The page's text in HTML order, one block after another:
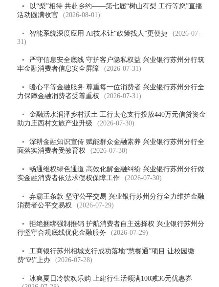
▪
以“梨”相待 共赴乡约——第七届“树山有梨 工行等您”直播
活动圆满收官
(2026-08-01)
▪ 智能系统深度应用 AI技术让“政策找人”更便捷
(2026-07-
31)
▪
严守信息安全底线 守护客户隐私权益 兴业银行苏州分行筑
牢金融消费者信息安全屏障
(2026-07-31)
▪
暖心平等金融服务 尊重每一位消费者 兴业银行苏州分行全
力保障金融消费者受尊重权
(2026-07-31)
▪
金融活水润泽乡村沃土 工行太仓支行投放440万元信贷资金
助力庄西村文旅产业升级
(2026-07-30)
▪
深耕金融知识宣传 赋能群众金融素养 兴业银行苏州分行全
面落实消费者受教育权
(2026-07-30)
▪
畅通维权绿色通道 高效化解金融纠纷 兴业银行苏州分行做
实金融消费者依法求偿权保障工作
(2026-07-30)
▪
弃霸王条款 坚守公平交易 兴业银行苏州分行全力维护金融
消费者公平交易权
(2026-07-29)
▪
拒绝捆绑强制推销 护航消费者自主选择权 兴业银行苏州分
行坚守合规底线优化金融服务
(2026-07-29)
▪
工商银行苏州相城支行成功落地“慧餐通”项目 让校园缴
费“码”上办
(2026-07-28)
▪
冰爽夏日冷饮欢乐购 上建行生活领满100减36元优惠券